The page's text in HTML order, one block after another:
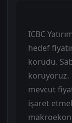
ICBC
hedef
korudu.
koruyoruz.
mevcut
işaret